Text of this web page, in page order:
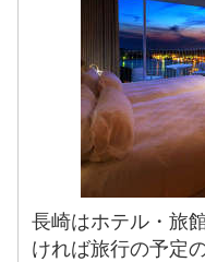
長崎はホテル・旅
ければ旅行の予定